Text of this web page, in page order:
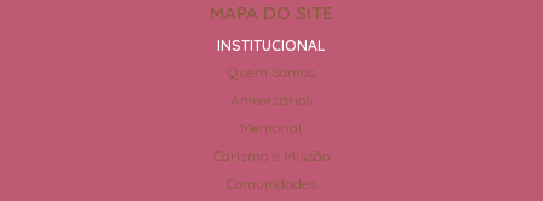
MAPA DO SITE
INSTITUCIONAL
Quem Somos
Aniversários
Memorial
Carisma e Missão
Comunidades